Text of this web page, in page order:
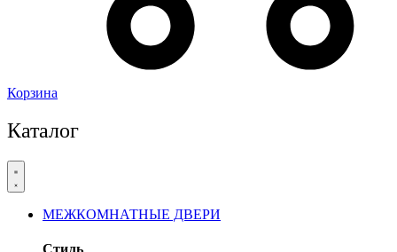
Корзина
Каталог
МЕЖКОМНАТНЫЕ ДВЕРИ
Стиль